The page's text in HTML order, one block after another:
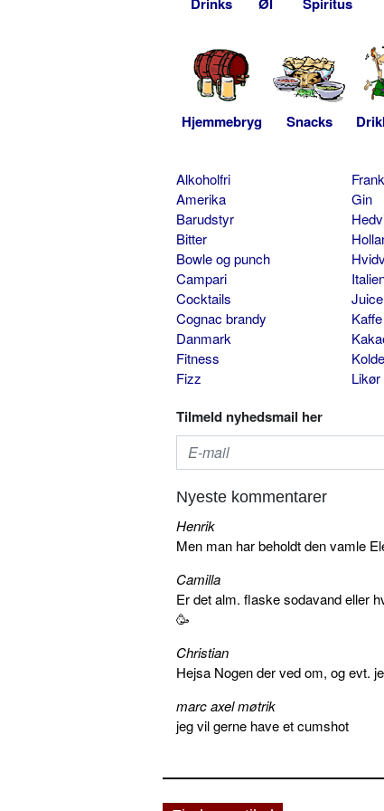
Hjemmebryg Snacks
Alkoholfri
Amerika
Barudstyr
Bitter
Bowle og punch
Campari
Cocktails
Cognac brandy
Danmark
Fitness
Fizz
Gin
Kaffe
Likør
Tilmeld nyhedsmail her
Nyeste kommentarer
Henrik
Men man har beholdt den vamle
Camilla
Er det alm. flaske sodavand eller
🥳
Christian
Hejsa Nogen der ved om, og evt.
marc axel møtrik
jeg vil gerne have et cumshot